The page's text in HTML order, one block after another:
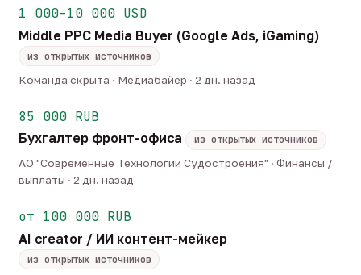
1 000–10 000 USD
Middle PPC Media Buyer (Google Ads, iGaming)
из открытых источников
Команда скрыта · Медиабайер · 2 дн. назад
85 000 RUB
Бухгалтер фронт-офиса
из открытых источников
АО "Современные Технологии Судостроения" · Финансы /
выплаты · 2 дн. назад
от 100 000 RUB
AI creator / ИИ контент-мейкер
из открытых источников